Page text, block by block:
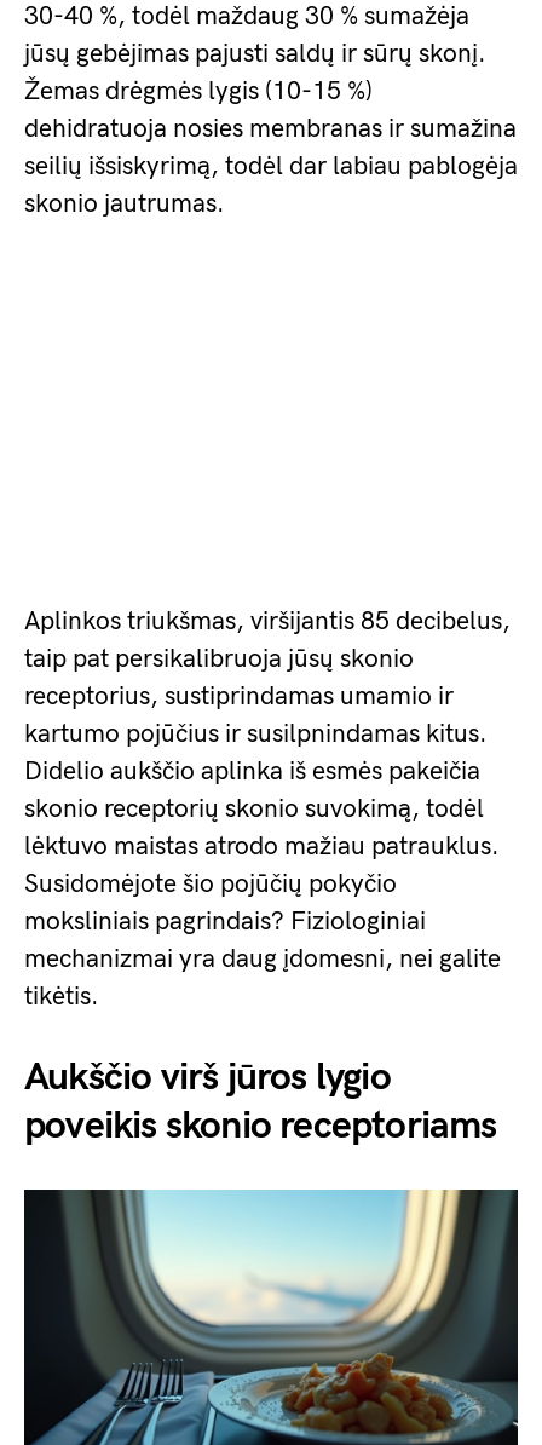
30-40 %, todėl maždaug 30 % sumažėja
jūsų gebėjimas pajusti saldų ir sūrų skonį.
Žemas drėgmės lygis (10-15 %)
dehidratuoja nosies membranas ir sumažina
seilių išsiskyrimą, todėl dar labiau pablogėja
skonio jautrumas.
Aplinkos triukšmas, viršijantis 85 decibelus,
taip pat persikalibruoja jūsų skonio
receptorius, sustiprindamas umamio ir
kartumo pojūčius ir susilpnindamas kitus.
Didelio aukščio aplinka iš esmės pakeičia
skonio receptorių skonio suvokimą, todėl
lėktuvo maistas atrodo mažiau patrauklus.
Susidomėjote šio pojūčių pokyčio
moksliniais pagrindais? Fiziologiniai
mechanizmai yra daug įdomesni, nei galite
tikėtis.
Aukščio virš jūros lygio
poveikis skonio receptoriams